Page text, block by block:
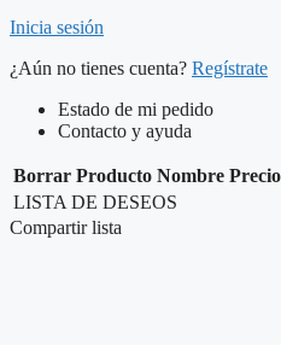
Inicia sesión
¿Aún no tienes cuenta? Regístrate
Estado de mi pedido
Contacto y ayuda
Borrar Producto Nombre Precio
LISTA DE DESEOS
Compartir lista